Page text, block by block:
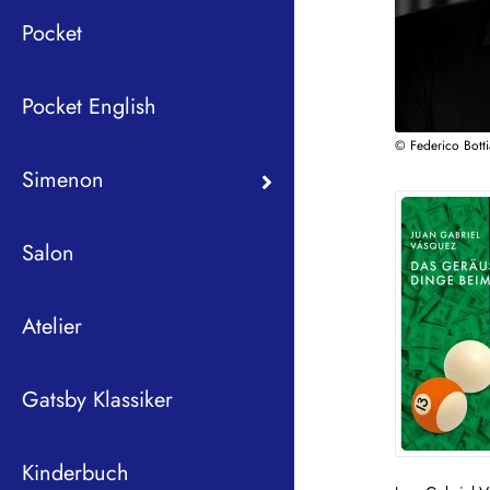
Pocket
Pocket English
Simenon
Salon
Atelier
Gatsby Klassiker
Kinderbuch
© Federico